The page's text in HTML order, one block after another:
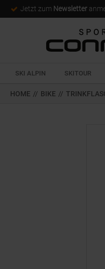
Jetzt zum Newsletter
SKI ALPIN SKITOUR
HOME // BIKE //